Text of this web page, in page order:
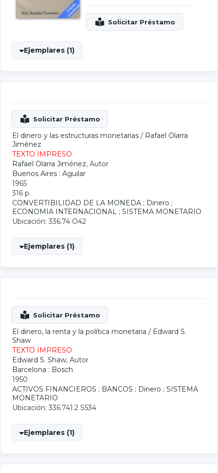
Ejemplares (1)
El dinero y las estructuras monetarias / Rafael Olarra
Jiménez
TEXTO IMPRESO
Rafael Olarra Jiménez, Autor
Buenos Aires : Aguilar
1965
316 p.
CONVERTIBILIDAD DE LA MONEDA ; Dinero ;
ECONOMIA INTERNACIONAL ; SISTEMA MONETARIO
Ubicación: 336.74 O42
Ejemplares (1)
El dinero, la renta y la política monetaria / Edward S.
Shaw
TEXTO IMPRESO
Edward S. Shaw, Autor
Barcelona : Bosch
1950
ACTIVOS FINANCIEROS ; BANCOS ; Dinero ; SISTEMA
MONETARIO
Ubicación: 336.741.2 S534
Ejemplares (1)